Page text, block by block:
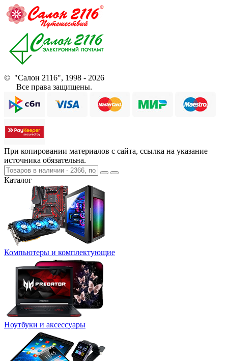
© "Салон 2116", 1998 - 2026
Все права защищены.
При копировании материалов с сайта, ссылка на указание
источника обязательна.
Каталог
Компьютеры и комплектующие
Ноутбуки и аксессуары